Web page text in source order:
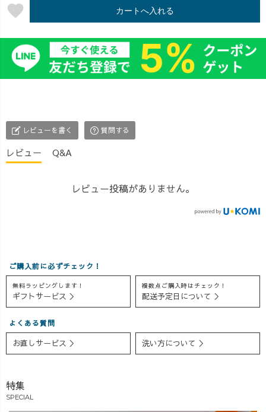
favorite カートへ入れる
レビューを書く 質問する
レビュー Q&A
レビュー投稿がありません。
ご購入前に必ずチェック！
無料ラッピングします！
ギフトサービス ＞
複数点ご購入時はチェック！
配送予定日について ＞
よくある質問
お直しサービス ＞ 洗い方について ＞
特集
SPECIAL